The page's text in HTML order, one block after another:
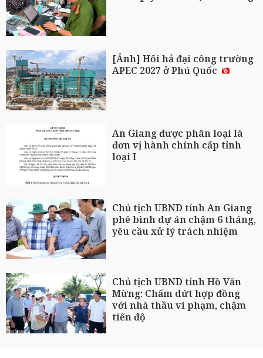
[Ảnh] Hối hả đại công trường
APEC 2027 ở Phú Quốc
An Giang được phân loại là
đơn vị hành chính cấp tỉnh
loại I
Chủ tịch UBND tỉnh An Giang
phê bình dự án chậm 6 tháng,
yêu cầu xử lý trách nhiệm
Chủ tịch UBND tỉnh Hồ Văn
Mừng: Chấm dứt hợp đồng
với nhà thầu vi phạm, chậm
tiến độ